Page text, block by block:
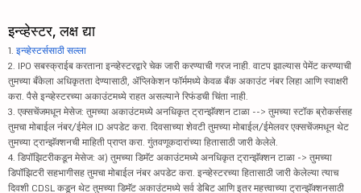
इन्व्हेस्टर, लक्ष द्या
1. इन्व्हेस्टर्ससाठी सल्ला
2. IPO सबस्क्राईब करताना इन्व्हेस्टरद्वारे चेक जारी करण्याची गरज नाही. वाटप झाल्यास पेमेंट करण्याची
तुमच्या बँकेला अधिकृतता देण्यासाठी, ॲप्लिकेशन फॉर्ममध्ये केवळ बँक अकाउंट नंबर लिहा आणि स्वाक्षरी
करा. पैसे इन्व्हेस्टरच्या अकाउंटमध्ये राहत असल्याने रिफंडची चिंता नाही.
3. एक्सचेंजमधून मेसेज: तुमच्या अकाउंटमध्ये अनधिकृत ट्रान्झॅक्शन टाळा --> तुमच्या स्टॉक ब्रोकर्ससह
तुमचा मोबाईल नंबर/ईमेल ID अपडेट करा. दिवसाच्या शेवटी तुमच्या मोबाईल/ईमेलवर एक्सचेंजमधून थेट
तुमच्या ट्रान्झॅक्शनची माहिती प्राप्त करा. गुंतवणूकदारांच्या हितासाठी जारी केलेले.
4. डिपॉझिटरीकडून मेसेज: अ) तुमच्या डिमॅट अकाउंटमध्ये अनधिकृत ट्रान्झॅक्शन टाळा -> तुमच्या
डिपॉझिटरी सहभागीसह तुमचा मोबाईल नंबर अपडेट करा. इन्व्हेस्टरच्या हितासाठी जारी केलेल्या त्याच
दिवशी CDSL कडून थेट तुमच्या डिमॅट अकाउंटमध्ये सर्व डेबिट आणि इतर महत्त्वाच्या ट्रान्झॅक्शनसाठी